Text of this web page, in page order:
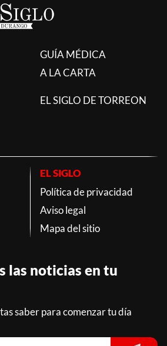
GUÍA MÉDICA
A LA CARTA
EL SIGLO DE TORREON
EL SIGLO
Política de privacidad
Aviso legal
Mapa del sitio
las noticias en tu
saber para comenzar tu día